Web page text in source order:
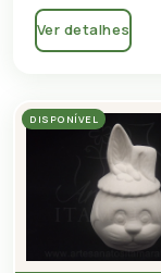
Ver detalhes
DISPONÍVEL